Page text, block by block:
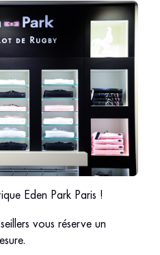
Eden Park Paris !
vous réserve un